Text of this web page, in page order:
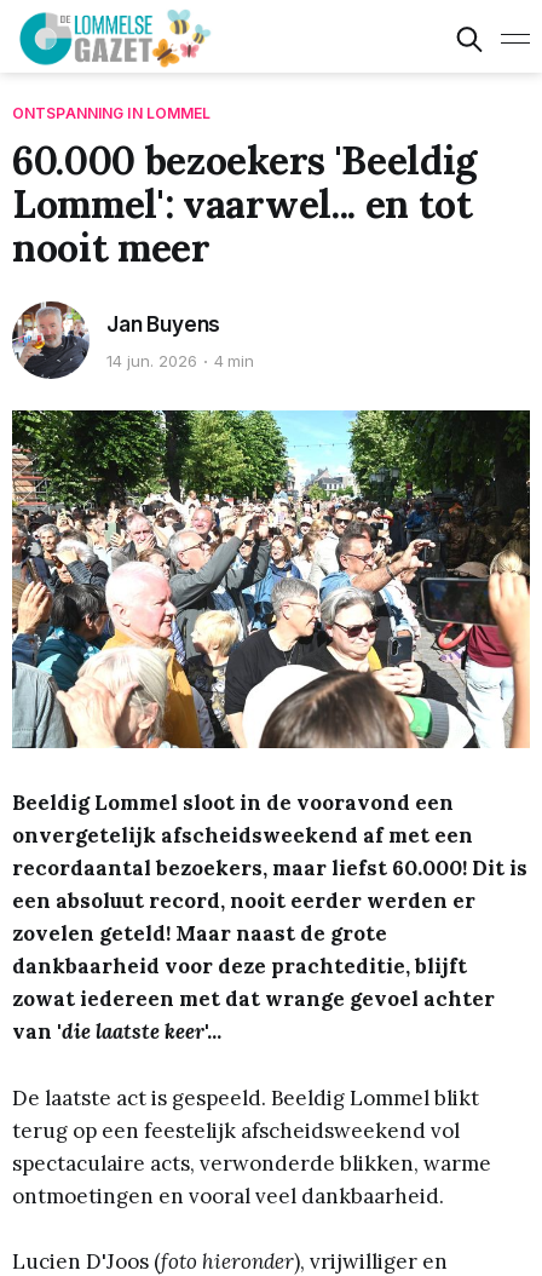
ONTSPANNING IN LOMMEL
60.000 bezoekers 'Beeldig
Lommel': vaarwel... en tot
nooit meer
Jan Buyens
14 jun. 2026 4 min
Beeldig Lommel sloot in de vooravond een
onvergetelijk afscheidsweekend af met een
recordaantal bezoekers, maar liefst 60.000! Dit is
een absoluut record, nooit eerder werden er
zovelen geteld! Maar naast de grote
dankbaarheid voor deze prachteditie, blijft
zowat iedereen met dat wrange gevoel achter
van 'die laatste keer'...
De laatste act is gespeeld. Beeldig Lommel blikt
terug op een feestelijk afscheidsweekend vol
spectaculaire acts, verwonderde blikken, warme
ontmoetingen en vooral veel dankbaarheid.
Lucien D'Joos (foto hieronder), vrijwilliger en